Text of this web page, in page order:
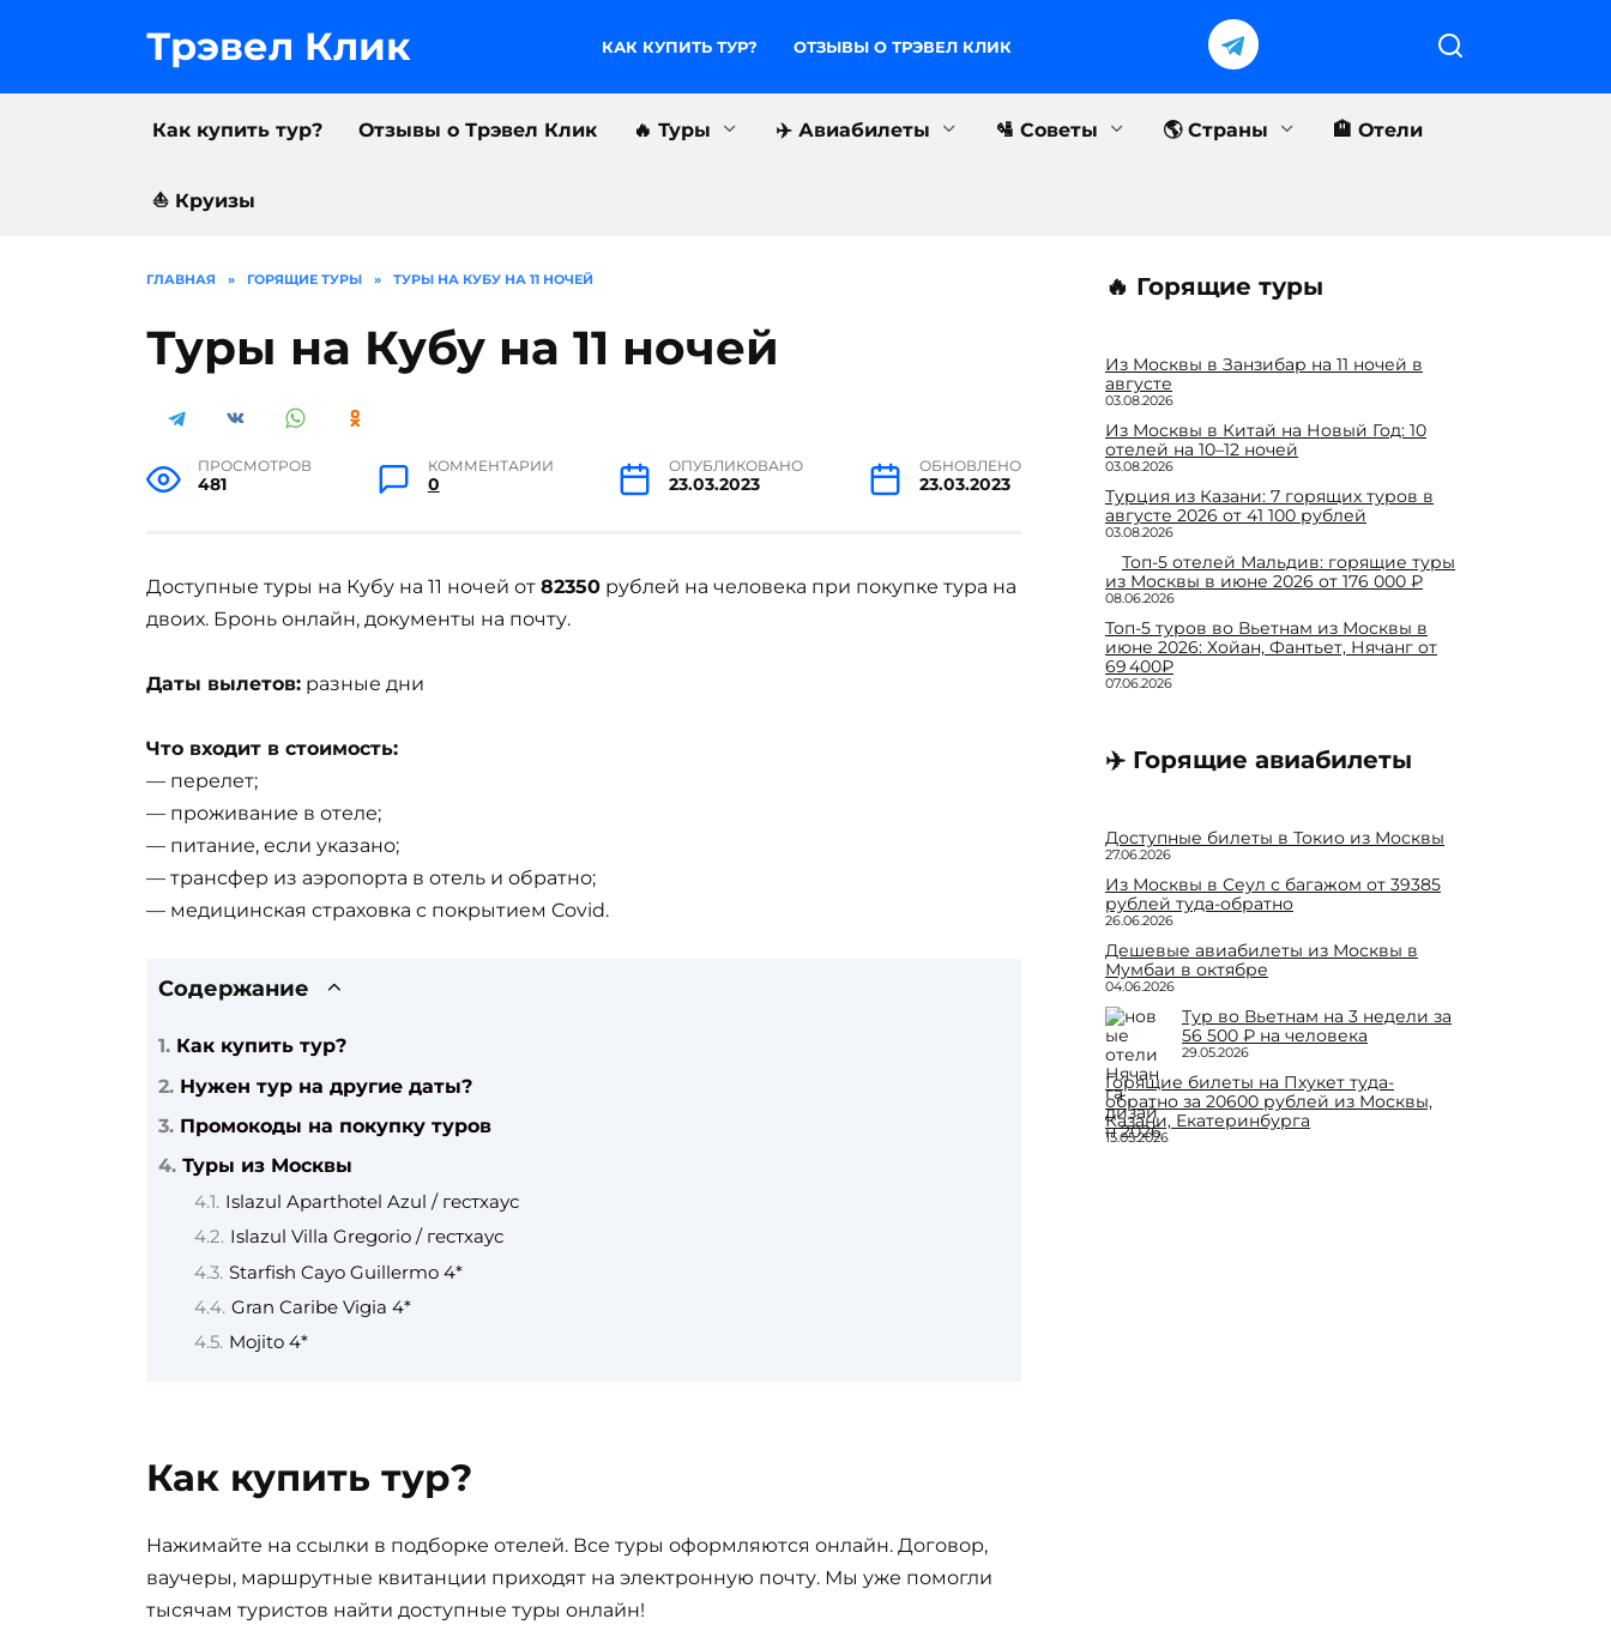
Трэвел Клик КАК КУПИТЬ ТУР? ОТЗЫВЫ О ТРЭВЕЛ КЛИК
Как купить тур? Отзывы о Трэвел Клик 🔥 Туры ✈️ Авиабилеты 🛂 Советы 🌎 Страны 🏨 Отели
⛵️ Круизы
ГЛАВНАЯ » ГОРЯЩИЕ ТУРЫ » ТУРЫ НА КУБУ НА 11 НОЧЕЙ
Туры на Кубу на 11 ночей
ПРОСМОТРОВ
481
КОММЕНТАРИИ
0
ОПУБЛИКОВАНО
23.03.2023
ОБНОВЛЕНО
23.03.2023
Доступные туры на Кубу на 11 ночей от 82350 рублей на человека при покупке тура на
двоих. Бронь онлайн, документы на почту.
Даты вылетов: разные дни
Что входит в стоимость:
— перелет;
— проживание в отеле;
— питание, если указано;
— трансфер из аэропорта в отель и обратно;
— медицинская страховка с покрытием Covid.
Содержание
Как купить тур?
Нужен тур на другие даты?
Промокоды на покупку туров
Туры из Москвы
Islazul Aparthotel Azul / гестхаус
Islazul Villa Gregorio / гестхаус
Starfish Cayo Guillermo 4*
Gran Caribe Vigia 4*
Mojito 4*
Как купить тур?
Нажимайте на ссылки в подборке отелей. Все туры оформляются онлайн. Договор,
ваучеры, маршрутные квитанции приходят на электронную почту. Мы уже помогли
тысячам туристов найти доступные туры онлайн!
🔥 Горящие туры
Из Москвы в Занзибар на 11 ночей в
августе
03.08.2026
Из Москвы в Китай на Новый Год: 10
отелей на 10–12 ночей
03.08.2026
Турция из Казани: 7 горящих туров в
августе 2026 от 41 100 рублей
03.08.2026
Топ-5 отелей Мальдив: горящие туры
из Москвы в июне 2026 от 176 000 ₽
08.06.2026
Топ-5 туров во Вьетнам из Москвы в
июне 2026: Хойан, Фантьет, Нячанг от
69 400₽
07.06.2026
✈️ Горящие авиабилеты
Доступные билеты в Токио из Москвы
27.06.2026
Из Москвы в Сеул с багажом от 39385
рублей туда-обратно
26.06.2026
Дешевые авиабилеты из Москвы в
Мумбаи в октябре
04.06.2026
Тур во Вьетнам на 3 недели за
56 500 ₽ на человека
29.05.2026
Горящие билеты на Пхукет туда-
обратно за 20600 рублей из Москвы,
Казани, Екатеринбурга
15.05.2026